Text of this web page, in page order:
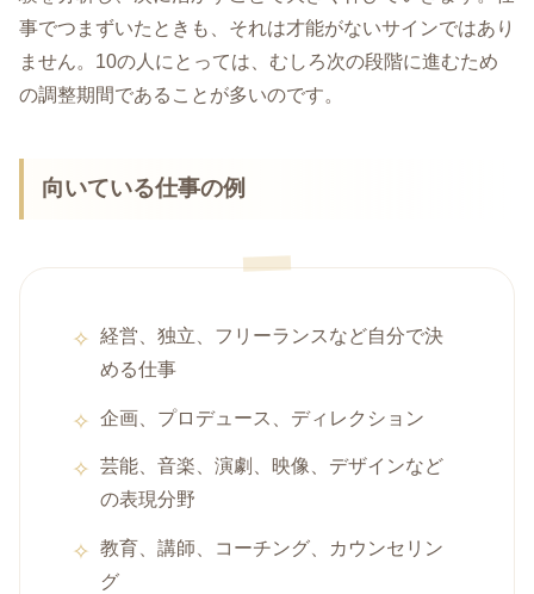
事でつまずいたときも、それは才能がないサインではあり
ません。10の人にとっては、むしろ次の段階に進むため
の調整期間であることが多いのです。
向いている仕事の例
経営、独立、フリーランスなど自分で決
める仕事
企画、プロデュース、ディレクション
芸能、音楽、演劇、映像、デザインなど
の表現分野
教育、講師、コーチング、カウンセリン
グ